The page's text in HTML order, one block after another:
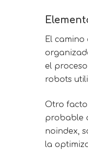
El
el
robots
Otro
probable
noindex,
la